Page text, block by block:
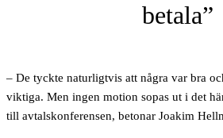
betala
– De tyckte naturligtvis att några var bra
viktiga. Men ingen motion sopas ut i det
till avtalskonferensen, betonar Joakim